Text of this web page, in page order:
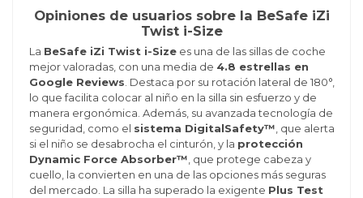
Opiniones de usuarios sobre la BeSafe iZi
Twist i-Size
La BeSafe iZi Twist i-Sizees una de las sillas de coche
mejor valoradas, con una media de 4.8 estrellas en
Google Reviews. Destaca por su rotación lateral de 180°,
lo que facilita colocar al niño en la silla sin esfuerzo y de
manera ergonómica. Además, su avanzada tecnología de
seguridad, como el sistema DigitalSafety™, que alerta
si el niño se desabrocha el cinturón, y la protección
Dynamic Force Absorber™, que protege cabeza y
cuello, la convierten en una de las opciones más seguras
del mercado. La silla ha superado la exigente Plus Test